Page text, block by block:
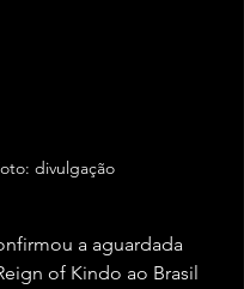
divulgação
a aguardada
of Kindo ao Brasil